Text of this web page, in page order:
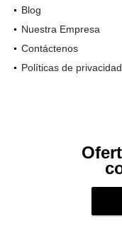
Blog
Nuestra Empresa
Contáctenos
Políticas de privacidad